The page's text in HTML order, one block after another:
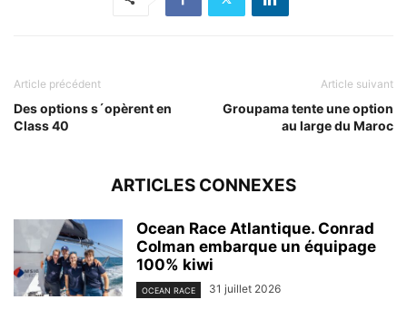
Article précédent
Des options s´opèrent en
Class 40
Article suivant
Groupama tente une option
au large du Maroc
ARTICLES CONNEXES
Ocean Race Atlantique. Conrad
Colman embarque un équipage
100% kiwi
OCEAN RACE 31 juillet 2026